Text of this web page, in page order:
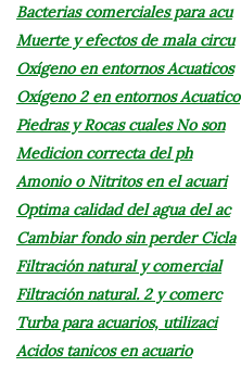
Bacterias comerciales para acu
Muerte y efectos de mala circu
Oxígeno en entornos Acuaticos
Oxígeno 2 en entornos Acuatico
Piedras y Rocas cuales No son
Medicion correcta del ph
Amonio o Nitritos en el acuari
Optima calidad del agua del ac
Cambiar fondo sin perder Cicla
Filtración natural y comercial
Filtración natural. 2 y comerc
Turba para acuarios, utilizaci
Acidos tanicos en acuario